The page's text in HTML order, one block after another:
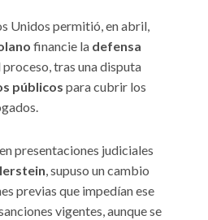
Unidos permitió, en abril,
financie la defensa
tras una disputa
públicos para cubrir los
presentaciones judiciales
, supuso un cambio
previas que impedían ese
vigentes, aunque se